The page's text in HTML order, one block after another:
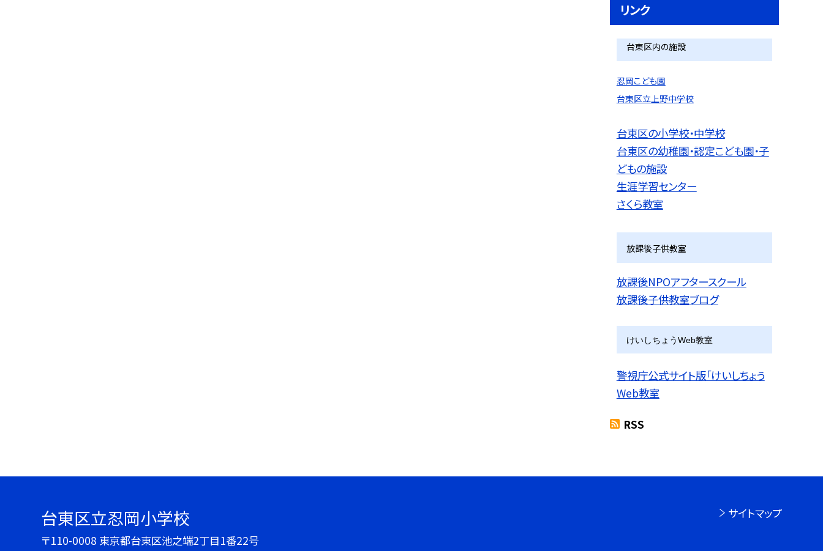
リンク
台東区内の施設
忍岡こども園
台東区立上野中学校
台東区の小学校・中学校
台東区の幼稚園・認定こども園・子
どもの施設
生涯学習センター
さくら教室
放課後子供教室
放課後NPOアフタースクール
放課後子供教室ブログ
けいしちょうWeb教室
警視庁公式サイト版「けいしちょう
Web教室
RSS
台東区立忍岡小学校
〒110-0008 東京都台東区池之端2丁目1番22号
サイトマップ